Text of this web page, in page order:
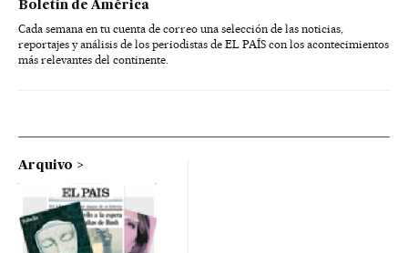
Boletín de América
Cada semana en tu cuenta de correo una selección de las noticias,
reportajes y análisis de los periodistas de EL PAÍS con los acontecimientos
más relevantes del continente.
Arquivo